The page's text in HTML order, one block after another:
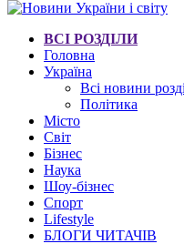
ВСІ РОЗДІЛИ
Головна
Україна
Всі новини
Політика
Місто
Світ
Бізнес
Наука
Шоу-бізнес
Спорт
Lifestyle
БЛОГИ ЧИТАЧІВ